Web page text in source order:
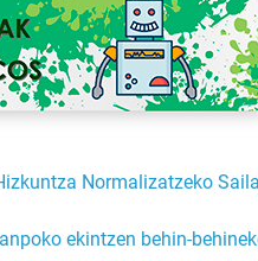
Normalizatzeko
ekintzen behin-